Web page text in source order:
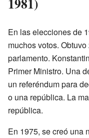
En las elecciones de
muchos votos.
parlamento.
Primer Ministro. Una
un referéndum para
o una república. La
república.
En 1975, se creó una